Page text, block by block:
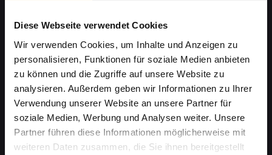
Diese Webseite verwendet Cookies
Wir verwenden Cookies, um Inhalte und Anzeigen zu
personalisieren, Funktionen für soziale Medien anbieten
zu können und die Zugriffe auf unsere Website zu
analysieren. Außerdem geben wir Informationen zu Ihrer
Verwendung unserer Website an unsere Partner für
soziale Medien, Werbung und Analysen weiter. Unsere
Partner führen diese Informationen möglicherweise mit
weiteren Daten zusammen, die Sie ihnen bereitgestellt